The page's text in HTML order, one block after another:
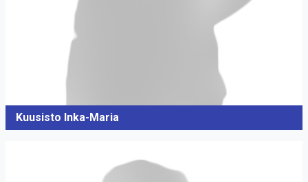
Kuusisto Inka-Maria